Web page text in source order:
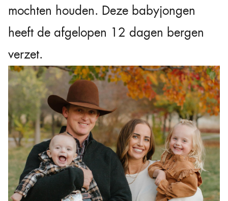
mochten houden. Deze babyjongen
heeft de afgelopen 12 dagen bergen
verzet.